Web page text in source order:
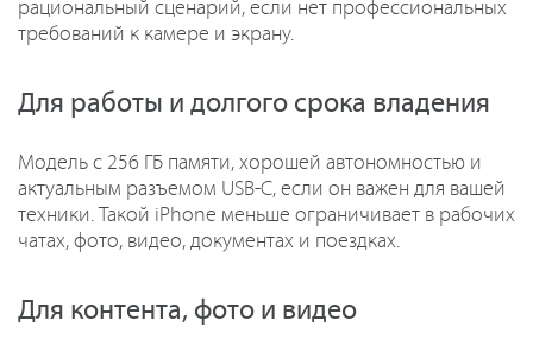
рациональный сценарий, если нет профессиональных
требований к камере и экрану.
Для работы и долгого срока владения
Модель с 256 ГБ памяти, хорошей автономностью и
актуальным разъемом USB-C, если он важен для вашей
техники. Такой iPhone меньше ограничивает в рабочих
чатах, фото, видео, документах и поездках.
Для контента, фото и видео